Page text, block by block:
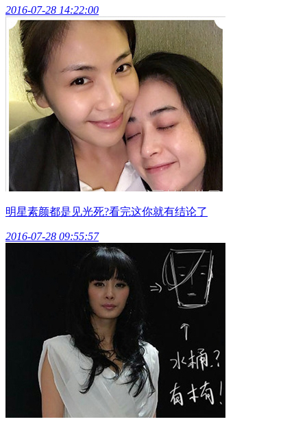
2016-07-28 14:22:00
明星素颜都是见光死?看完这你就有结论了
2016-07-28 09:55:57